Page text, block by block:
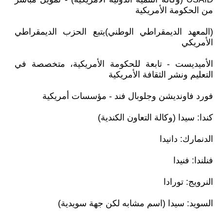
من الحكومة الأمريكية
(المعهد الديمقراطي الوطني)يتبع الحزب الديمقراطي
الأمريكي
الأميديست - تابعة للحكومة الأمريكية، متخصصة في
التعليم ونشر الثقافة الأمريكية
فورد فاونديشن وجلوبال فند - مؤسسات أمريكية
كندا: سيدا (وكالة التعاون الكندية)
الدنمارك: دانيدا
فنلندا: فنيدا
النرويج: تورادا
السويد: سيدا (اسم مشابه لكن جهة سويدية)